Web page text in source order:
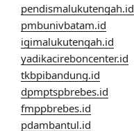
pendismalukutengah.id
pmbunivbatam.id
igimalukutengah.id
yadikacireboncenter.id
tkbpibandung.id
dpmptspbrebes.id
fmppbrebes.id
pdambantul.id